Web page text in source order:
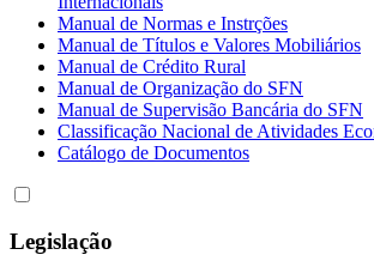
Manual de Normas e Instrções
Manual de Títulos e Valores Mobiliários
Manual de Crédito Rural
Manual de Organização do SFN
Manual de Supervisão Bancária do SFN
Classificação Nacional de Atividades
Catálogo de Documentos
Legislação